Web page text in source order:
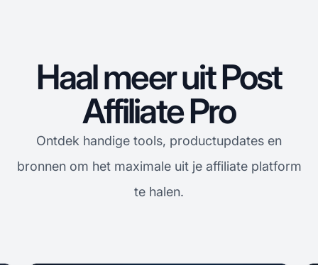
Haal meer uit Post
Affiliate Pro
Ontdek handige tools, productupdates en
bronnen om het maximale uit je affiliate platform
te halen.